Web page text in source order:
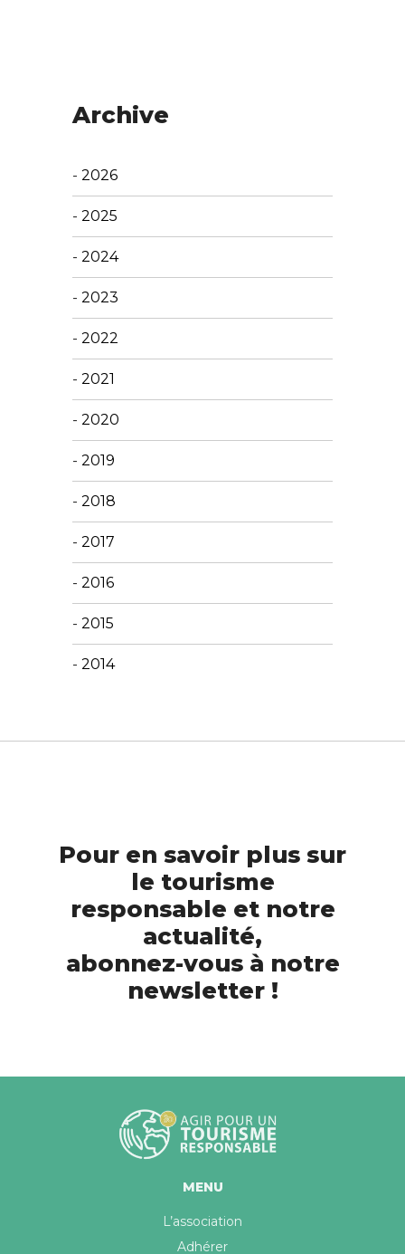
Archive
- 2026
- 2025
- 2024
- 2023
- 2022
- 2021
- 2020
- 2019
- 2018
- 2017
- 2016
- 2015
- 2014
Pour en savoir plus sur
le tourisme
responsable et notre
actualité,
abonnez-vous à notre
newsletter !
MENU
L’association
Adhérer